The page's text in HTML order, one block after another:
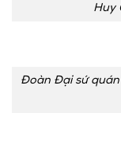
Huy
Đoàn Đại sứ